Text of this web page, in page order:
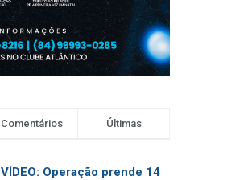
Comentários Últimas
VÍDEO: Operação prende 14